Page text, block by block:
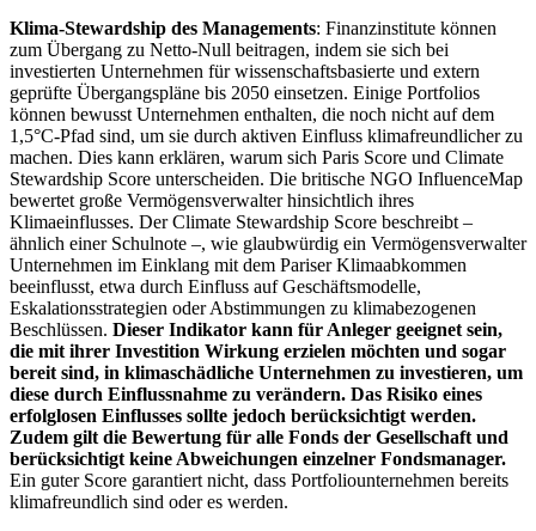
Klima-Stewardship des Managements: Finanzinstitute können
zum Übergang zu Netto-Null beitragen, indem sie sich bei
investierten Unternehmen für wissenschaftsbasierte und extern
geprüfte Übergangspläne bis 2050 einsetzen. Einige Portfolios
können bewusst Unternehmen enthalten, die noch nicht auf dem
1,5°C-Pfad sind, um sie durch aktiven Einfluss klimafreundlicher zu
machen. Dies kann erklären, warum sich Paris Score und Climate
Stewardship Score unterscheiden. Die britische NGO InfluenceMap
bewertet große Vermögensverwalter hinsichtlich ihres
Klimaeinflusses. Der Climate Stewardship Score beschreibt –
ähnlich einer Schulnote –, wie glaubwürdig ein Vermögensverwalter
Unternehmen im Einklang mit dem Pariser Klimaabkommen
beeinflusst, etwa durch Einfluss auf Geschäftsmodelle,
Eskalationsstrategien oder Abstimmungen zu klimabezogenen
Beschlüssen. Dieser Indikator kann für Anleger geeignet sein,
die mit ihrer Investition Wirkung erzielen möchten und sogar
bereit sind, in klimaschädliche Unternehmen zu investieren, um
diese durch Einflussnahme zu verändern. Das Risiko eines
erfolglosen Einflusses sollte jedoch berücksichtigt werden.
Zudem gilt die Bewertung für alle Fonds der Gesellschaft und
berücksichtigt keine Abweichungen einzelner Fondsmanager.
Ein guter Score garantiert nicht, dass Portfoliounternehmen bereits
klimafreundlich sind oder es werden.